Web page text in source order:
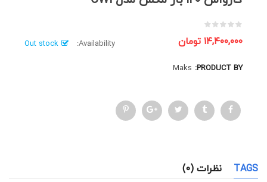
Availability:
Out stock ۱۴,۴۰۰,۰۰۰ تومان
PRODUCT BY:
Maks
TAGS نظرات (0)